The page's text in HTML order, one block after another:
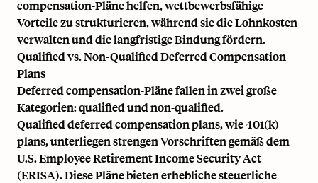
compensation-Pläne helfen, wettbewerbsfähige
Vorteile zu strukturieren, während sie die Lohnkosten
verwalten und die langfristige Bindung fördern.
Qualified vs. Non-Qualified Deferred Compensation
Plans
Deferred compensation-Pläne fallen in zwei große
Kategorien: qualified und non-qualified.
Qualified deferred compensation plans, wie401(k)
plans,unterliegen strengen Vorschriften gemäß dem
U.S. Employee Retirement Income Security Act
(ERISA).Diese Pläne bieten erhebliche steuerliche